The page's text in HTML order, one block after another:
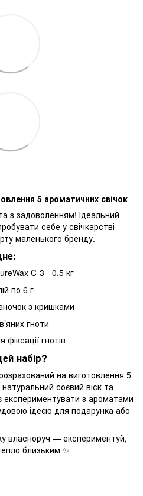
5 ароматичних свічок
з задоволенням! Ідеальний
себе у свічкарстві —
маленького бренду.
C-3 - 0,5 кг
по 6 г
з кришками
гноти
гнотів
набір?
на виготовлення 5
соєвий віск та
експериментувати з ароматами
ідеєю для подарунка або
власноруч — експериментуй,
близьким ✨